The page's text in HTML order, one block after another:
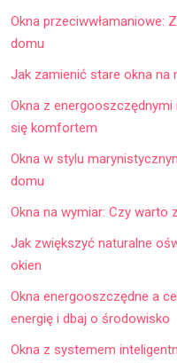
Okna przeciwwłamaniowe:
domu
Jak zamienić stare okna na
Okna z
się komfortem
Okna w stylu
domu
Okna na wymiar: Czy warto
Jak zwiększyć naturalne
okien
Okna energooszczędne a
energię i dbaj o środowisko
Okna z systemem